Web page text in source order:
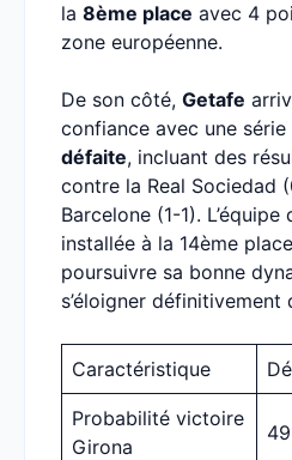
la 8ème place avec 4
zone européenne.
De son côté, Getafe
confiance avec une série
défaite, incluant des
contre la Real Sociedad
Barcelone (1-1). L’équipe
installée à la 14ème
poursuivre sa bonne
s’éloigner définitivement
Caractéristique
Probabilité victoire
Girona